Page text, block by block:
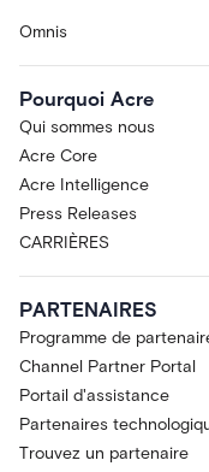
Omnis
Pourquoi Acre
Qui sommes nous
Acre Core
Acre Intelligence
Press Releases
CARRIÈRES
PARTENAIRES
Programme de
Channel Partner Portal
Portail d'assistance
Partenaires
Trouvez un partenaire